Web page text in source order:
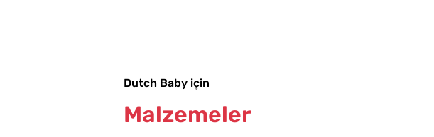
Dutch Baby için
Malzemeler